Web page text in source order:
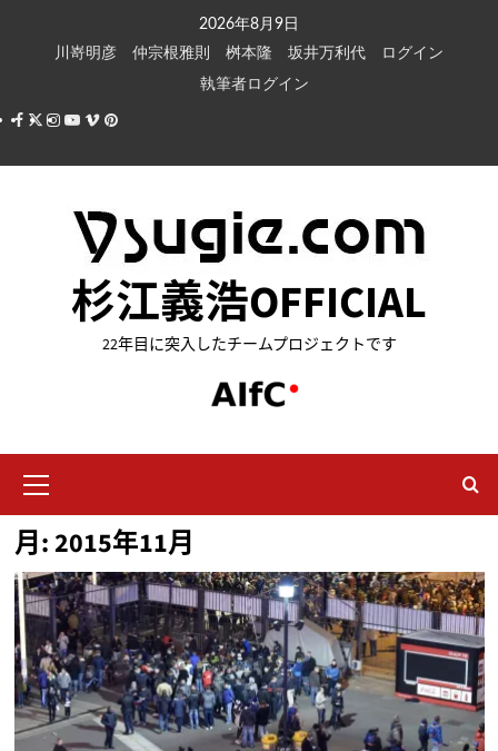
キ
2026年8月9日
川嵜明彦
仲宗根雅則 桝本隆 坂井万利代
ログイン
執筆者ログイン
Facebook
X Instagram
Youtube
VimeoPinterest
杉江義浩OFFICIAL
22年目に突入したチームプロジェクトです
イ
ン
メ
ュ
ー
月:2015年11月